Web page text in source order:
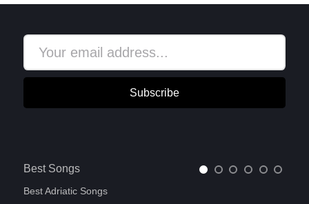
Subscribe
Best Songs
Best Adriatic Songs